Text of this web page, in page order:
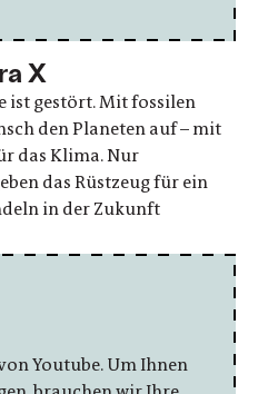
X
ist gestört. Mit fossilen
den Planeten auf – mit
das Klima. Nur
das Rüstzeug für ein
in der Zukunft
Youtube. Um Ihnen